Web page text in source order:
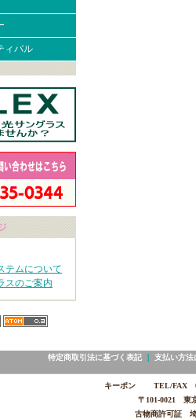
ィバル
テムについて
スのご案内
特定商取引法に基づく表記｜ 支払い方法
キーポン TEL/FAX
〒101-0021 東
古物商許可証